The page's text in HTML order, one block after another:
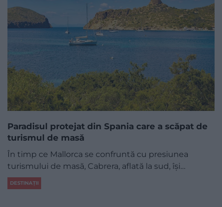
Paradisul protejat din Spania care a scăpat de
turismul de masă
În timp ce Mallorca se confruntă cu presiunea
turismului de masă, Cabrera, aflată la sud, își…
DESTINAȚII